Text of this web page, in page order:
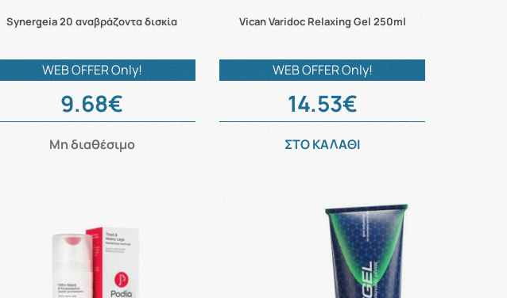
Synergeia 20 αναβράζοντα δισκία
WEB OFFER Only!
9.68€
Μη διαθέσιμο
Vican Varidoc Relaxing Gel 250ml
WEB OFFER Only!
14.53€
ΣΤΟ ΚΑΛΑΘΙ